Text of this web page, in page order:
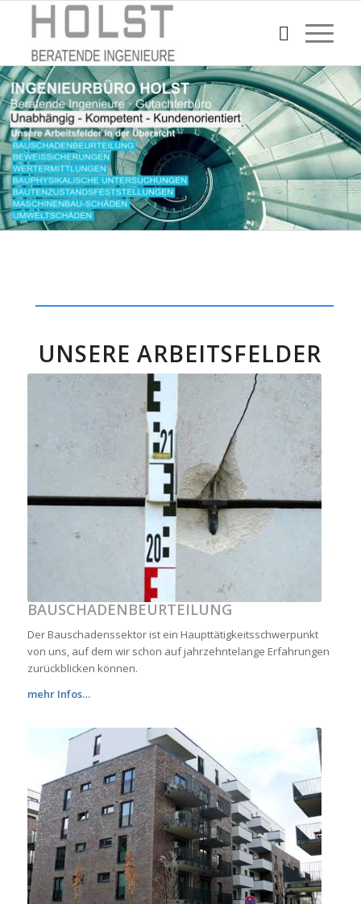
UNSERE ARBEITSFELDER
BAUSCHADENBEURTEILUNG
Der Bauschadenssektor ist ein Haupttätigkeitsschwerpunkt
von uns, auf dem wir schon auf jahrzehntelange Erfahrungen
zurückblicken können.
mehr Infos…